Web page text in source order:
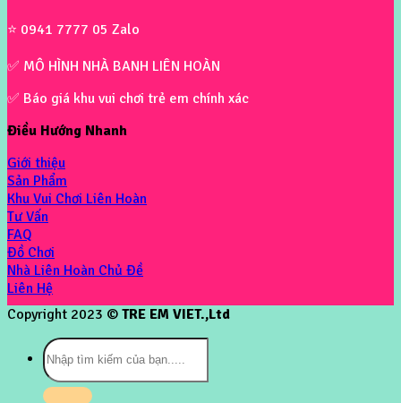
⭐ 0941 7777 05 Zalo
✅ MÔ HÌNH NHÀ BANH LIÊN HOÀN
✅ Báo giá khu vui chơi trẻ em chính xác
Điều Hướng Nhanh
Giới thiệu
Sản Phẩm
Khu Vui Chơi Liên Hoàn
Tư Vấn
FAQ
Đồ Chơi
Nhà Liên Hoàn Chủ Đề
Liên Hệ
Copyright 2023 © TRE EM VIET.,Ltd
Tìm
kiếm: